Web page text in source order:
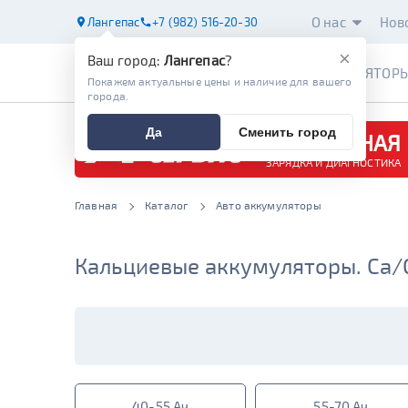
Лангепас +7 (982) 516-20-30 О нас
БЕСПЛАТНАЯ
ЗАРЯДКА И ДИАГНОСТИКА
Главная Каталог Авто аккумуляторы
Кальциевые аккумуляторы.
×
Ваш город: Лангепас?
Покажем актуальные цены и наличие для вашего
города.
Да Сменить город